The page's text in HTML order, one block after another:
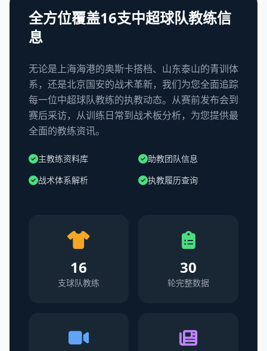
全方位覆盖16支中超球队教练信
息
无论是上海海港的奥斯卡搭档、山东泰山的青训体
系，还是北京国安的战术革新，我们为您全面追踪
每一位中超球队教练的执教动态。从赛前发布会到
赛后采访，从训练日常到战术板分析，为您提供最
全面的教练资讯。
主教练资料库
助教团队信息
战术体系解析
执教履历查询
16
支球队教练
30
轮完整数据